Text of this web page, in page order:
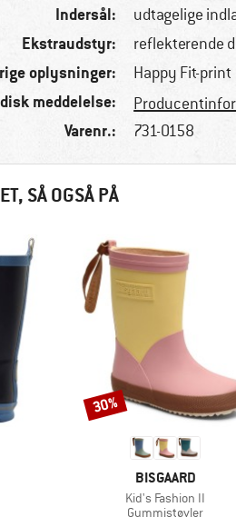
Indersål: udtagelige
Ekstraudstyr: reflekterende
oplysninger: Happy Fit-print
meddelelse:
Varenr.: 731-0158
SÅ OGSÅ PÅ
MÆRKE
BISGAARD
Artikel
Kid's Fashion II
Produktgruppe
Gummistøvler
Rabat
30%